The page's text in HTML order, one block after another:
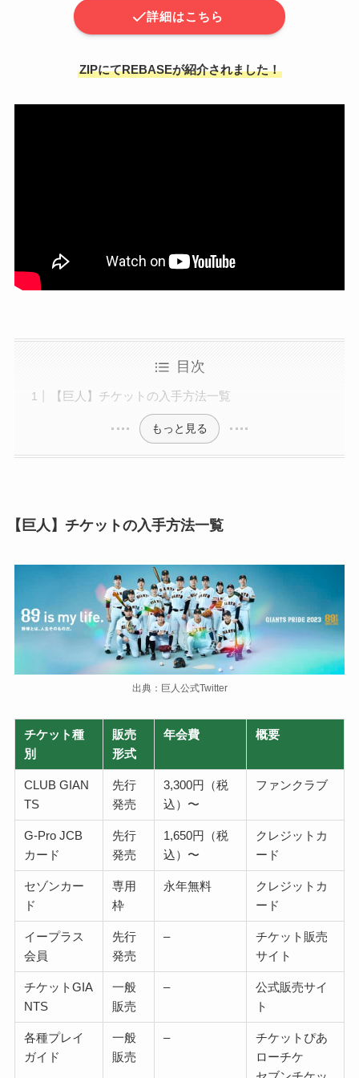
詳細はこちら
ZIPにてREBASEが紹介されました！
目次
【巨人】チケットの入手方法一覧
もっと見る
【巨人】チケットの入手方法一覧
出典：巨人公式Twitter
チケット種
別
販売
形式
年会費 概要
CLUB GIAN
TS
先行
発売
3,300円（税
込）〜
ファンクラブ
G-Pro JCB
カード
先行
発売
1,650円（税
込）〜
クレジットカ
ード
セゾンカー
ド
専用
枠
永年無料
クレジットカ
ード
イープラス
会員
先行
発売
–
チケット販売
サイト
チケットGIA
NTS
一般
販売
–
公式販売サイ
ト
各種プレイ
ガイド
一般
販売
–
チケットぴあ
ローチケ